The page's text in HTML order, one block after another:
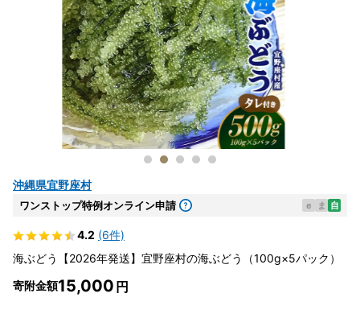
沖縄県宜野座村
ワンストップ特例オンライン申請 e ま 自
4.2 (6件)
海ぶどう【2026年発送】宜野座村の海ぶどう（100g×5パック）
寄附金額15,000